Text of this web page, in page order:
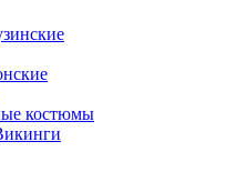
костюмы